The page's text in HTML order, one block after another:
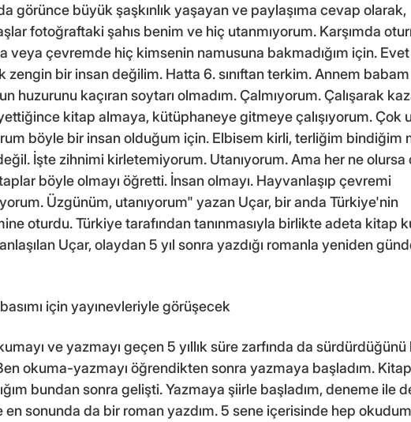
görünce büyük şaşkınlık yaşayan ve paylaşıma cevap olarak,
fotoğraftaki şahıs benim ve hiç utanmıyorum. Karşımda
veya çevremde hiç kimsenin namusuna bakmadığım için.
zengin bir insan değilim. Hatta 6. sınıftan terkim. Annem babam
huzurunu kaçıran soytarı olmadım. Çalmıyorum. Çalışarak
kitap almaya, kütüphaneye gitmeye çalışıyorum. Çok
böyle bir insan olduğum için. Elbisem kirli, terliğim bindiğim
İşte zihnimi kirletemiyorum. Utanıyorum. Ama her ne olursa
böyle olmayı öğretti. İnsan olmayı. Hayvanlaşıp çevremi
Üzgünüm, utanıyorum" yazan Uçar, bir anda Türkiye'nin
oturdu. Türkiye tarafından tanınmasıyla birlikte adeta kitap
Uçar, olaydan 5 yıl sonra yazdığı romanla yeniden
için yayınevleriyle görüşecek
ve yazmayı geçen 5 yıllık süre zarfında da
okuma-yazmayı öğrendikten sonra yazmaya başladım.
bundan sonra gelişti. Yazmaya şiirle başladım, deneme ile
en sonunda da bir roman yazdım. 5 sene içerisinde hep